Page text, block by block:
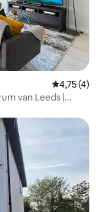
4,75 (4)
van Leeds |